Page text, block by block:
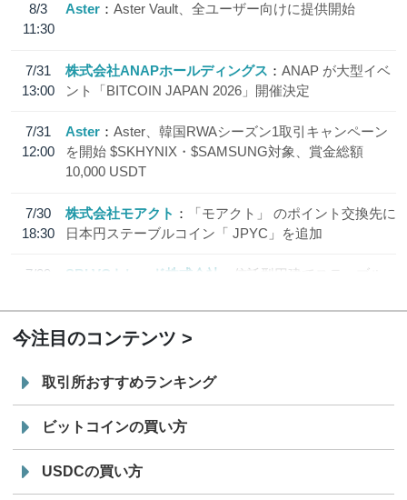
8/3
11:30
Aster Aster Vault、全ユーザー向けに提供開始
7/31
13:00
株式会社ANAPホールディングス
ANAP が大型イベ
ント「BITCOIN JAPAN 2026」開催決定
7/31
12:00
Aster
Aster、韓国RWAシーズン1取引キャンペーン
を開始 $SKHYNIX・$SAMSUNG対象、賞金総額
10,000 USDT
7/30
18:30
株式会社モアクト
「モアクト」 のポイント交換先に
日本円ステーブルコイン「 JPYC」を追加
7/29
SBI VCトレード株式会社
信託型円建てステーブル
今注目のコンテンツ
取引所おすすめランキング
ビットコインの買い方
USDCの買い方